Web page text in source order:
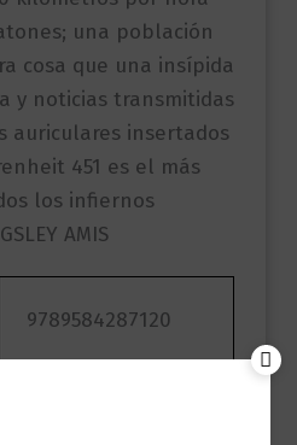
una población
cosa que una insípida
y noticias transmitidas
auriculares insertados
451 es el más
los infiernos
AMIS
9789584287120